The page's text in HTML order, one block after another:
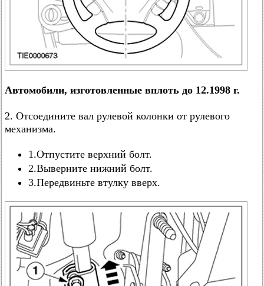
Автомобили, изготовленные вплоть до 12.1998 г.
2. Отсоедините вал рулевой колонки от рулевого
механизма.
1.Отпустите верхний болт.
2.Выверните нижний болт.
3.Передвиньте втулку вверх.